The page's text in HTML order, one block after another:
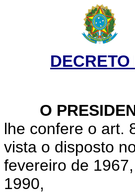
DECRETO
O
lhe confere o art.
vista o disposto
fevereiro de
1990,